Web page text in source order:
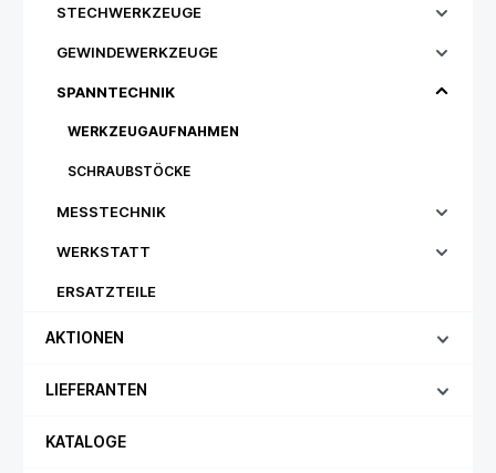
STECHWERKZEUGE
GEWINDEWERKZEUGE
SPANNTECHNIK
WERKZEUGAUFNAHMEN
SCHRAUBSTÖCKE
MESSTECHNIK
WERKSTATT
ERSATZTEILE
AKTIONEN
LIEFERANTEN
KATALOGE